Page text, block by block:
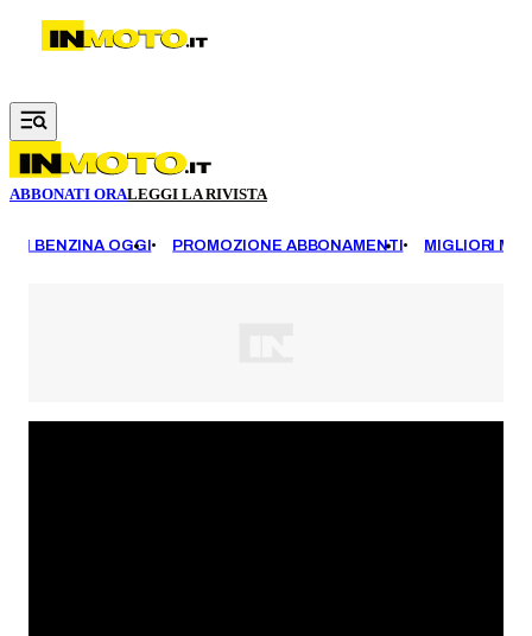
Vai al contenuto principale
ABBONATI ORALEGGI LA RIVISTA
BENZINA OGGI PROMOZIONE ABBONAMENTI MIGLIORI